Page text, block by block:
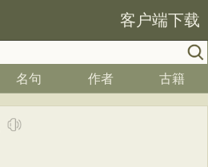
客户端下载
名句 作者 古籍